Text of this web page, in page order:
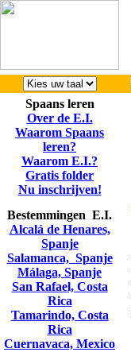
Spaans leren
Over de E.I.
Waarom Spaans
leren?
Waarom E.I.?
Gratis folder
Nu inschrijven!
Bestemmingen E.I.
Alcalá de Henares,
Spanje
Salamanca, Spanje
Málaga, Spanje
San Rafael, Costa
Rica
Tamarindo, Costa
Rica
Cuernavaca, Mexico